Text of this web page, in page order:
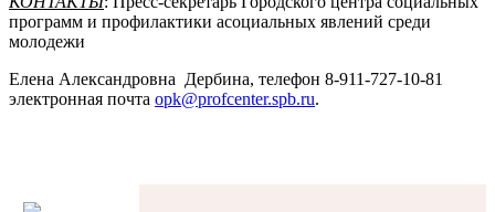
программ и профилактики асоциальных явлений среди
молодежи
Елена Александровна Дербина, телефон 8-911-727-10-81
электронная почта opk@profcenter.spb.ru.